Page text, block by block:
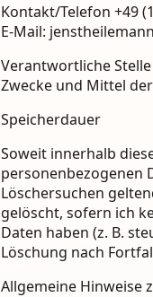
Kontakt/Telefon +49
E-Mail:
Verantwortliche
Zwecke und Mittel
Speicherdauer
Soweit innerhalb
personenbezogenen
Löschersuchen
gelöscht, sofern ich
Daten haben (z. B.
Löschung nach
Allgemeine Hinweise